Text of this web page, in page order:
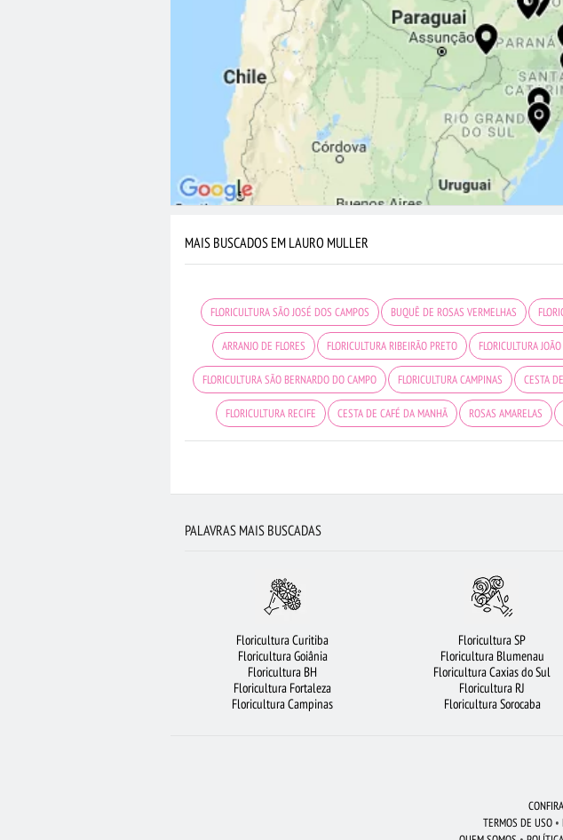
MAIS BUSCADOS EM LAURO MULLER
FLORICULTURA SÃO JOSÉ DOS CAMPOS BUQUÊ DE ROSAS VERMELHAS
ARRANJO DE FLORES FLORICULTURA RIBEIRÃO PRETO FLORICULTURA
FLORICULTURA SÃO BERNARDO DO CAMPO FLORICULTURA CAMPINAS CESTA
FLORICULTURA RECIFE CESTA DE CAFÉ DA MANHÃ ROSAS AMARELAS
PALAVRAS MAIS BUSCADAS
Floricultura Curitiba
Floricultura Goiânia
Floricultura BH
Floricultura Fortaleza
Floricultura Campinas
Floricultura SP
Floricultura Blumenau
Floricultura Caxias do Sul
Floricultura RJ
Floricultura Sorocaba
TERMOS DE USO •